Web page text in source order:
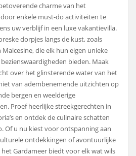
charme van het
enkele must-do activiteiten te
uw verblijf in een luxe vakantievilla.
dorpjes langs de kust, zoals
Malcesine, die elk hun eigen unieke
bieden. Maak
over het glinsterende water van het
van adembenemende uitzichten op
bergen en weelderige
Proef heerlijke streekgerechten in
en ontdek de culinaire schatten
Of u nu kiest voor ontspanning aan
ontdekkingen of avontuurlijke
Gardameer biedt voor elk wat wils